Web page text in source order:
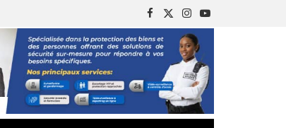
Facebook
X
(Twitter)
Instagram
YouTube